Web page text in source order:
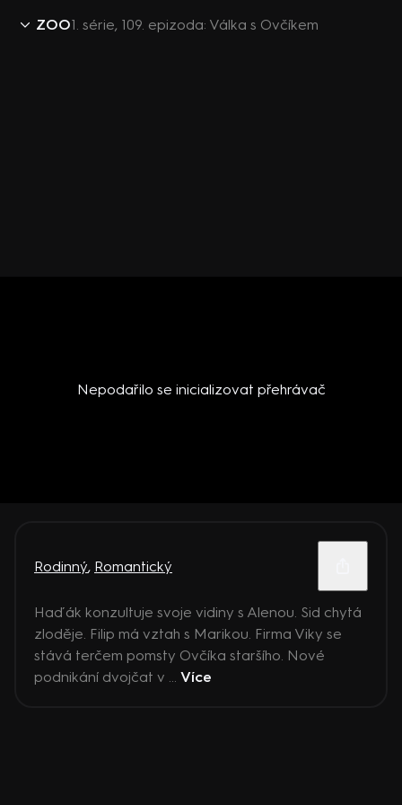
ZOO1. série, 109. epizoda: Válka s Ovčíkem
Nepodařilo se inicializovat přehrávač
Rodinný, Romantický
Haďák konzultuje svoje vidiny s Alenou. Sid chytá
zloděje. Filip má vztah s Marikou. Firma Viky se
stává terčem pomsty Ovčíka staršího. Nové
podnikání dvojčat v ... Více